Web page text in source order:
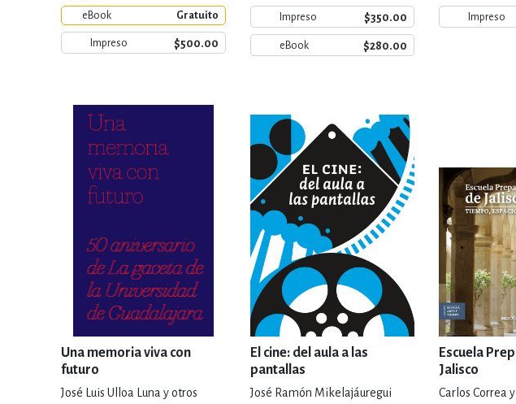
eBook Gratuito
Impreso $500.00
Impreso $350.00
eBook $280.00
Impreso
Una memoria viva con
futuro
José Luis Ulloa Luna y otros
El cine: del aula a las
pantallas
José Ramón Mikelajáuregui
Escuela
Jalisco
Carlos Correa